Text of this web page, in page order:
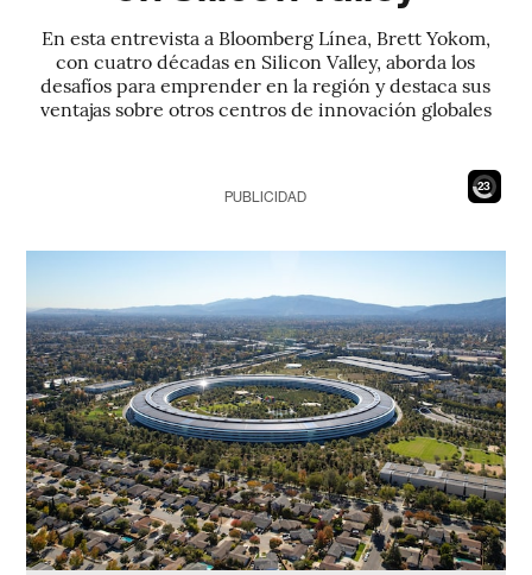
En esta entrevista a Bloomberg Línea, Brett Yokom,
con cuatro décadas en Silicon Valley, aborda los
desafíos para emprender en la región y destaca sus
ventajas sobre otros centros de innovación globales
21
PUBLICIDAD